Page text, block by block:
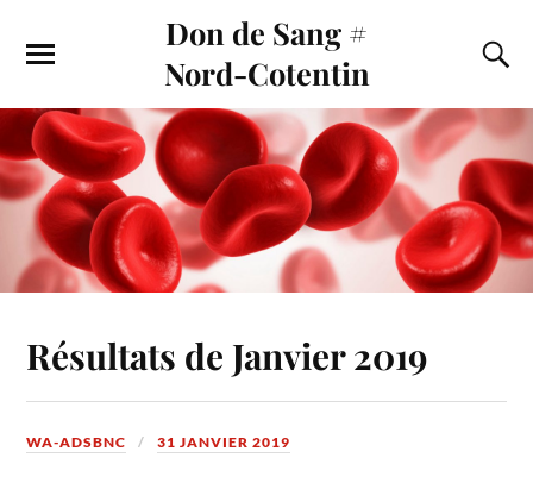
Don de Sang #
Nord-Cotentin
Résultats de Janvier 2019
WA-ADSBNC 31 JANVIER 2019